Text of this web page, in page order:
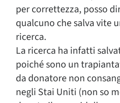
per correttezza, posso
qualcuno che salva vite
ricerca.
La ricerca ha infatti
poiché sono un
da donatore non
negli Stai Uniti (non so